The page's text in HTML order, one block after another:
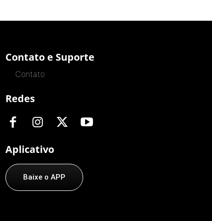
Contato e Suporte
Contato
Redes
Aplicativo
Baixe o APP